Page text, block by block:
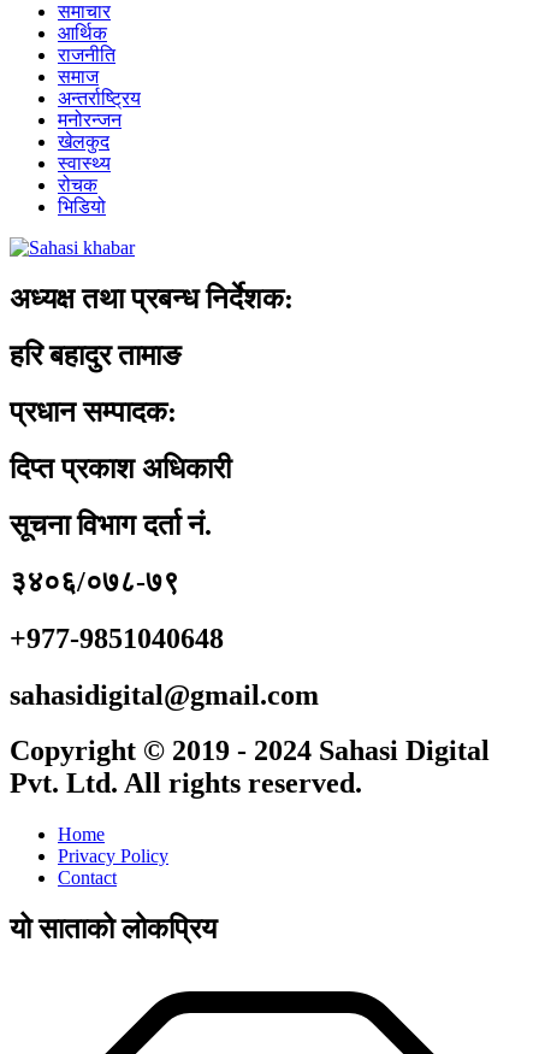
समाचार
आर्थिक
राजनीति
समाज
अन्तर्राष्ट्रिय
मनोरन्जन
खेलकुद
स्वास्थ्य
रोचक
भिडियो
अध्यक्ष तथा प्रबन्ध निर्देशक:
हरि बहादुर तामाङ
प्रधान सम्पादक:
दिप्त प्रकाश अधिकारी
सूचना विभाग दर्ता नं.
३४०६/०७८-७९
+977-9851040648
sahasidigital@gmail.com
Copyright © 2019 - 2024 Sahasi Digital
Pvt. Ltd. All rights reserved.
Home
Privacy Policy
Contact
यो साताको लोकप्रिय